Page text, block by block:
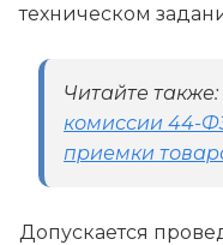
техническом
Читайте также:
комиссии 44-
приемки
Допускается